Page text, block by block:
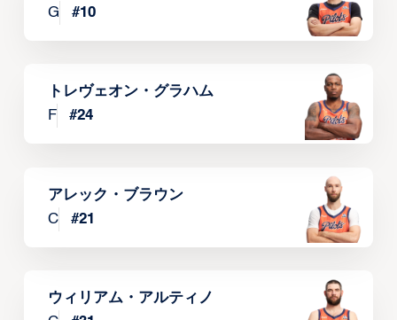
G
#10
トレヴェオン・グラハム
F
#24
アレック・ブラウン
C
#21
ウィリアム・アルティノ